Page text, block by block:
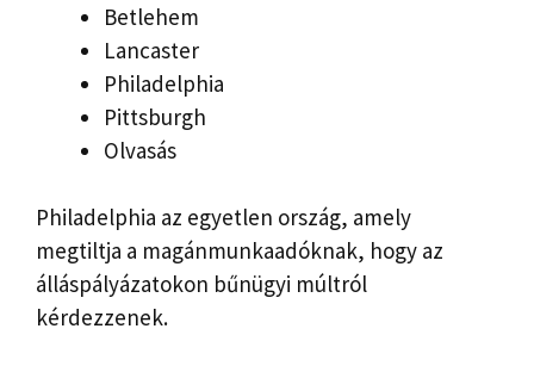
Betlehem
Lancaster
Philadelphia
Pittsburgh
Olvasás
Philadelphia az egyetlen ország, amely
megtiltja a magánmunkaadóknak, hogy az
álláspályázatokon bűnügyi múltról
kérdezzenek.